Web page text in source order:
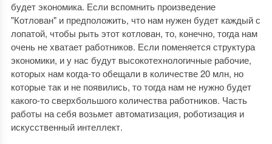
будет экономика. Если вспомнить произведение
"Котлован" и предположить, что нам нужен будет каждый с
лопатой, чтобы рыть этот котлован, то, конечно, тогда нам
очень не хватает работников. Если поменяется структура
экономики, и у нас будут высокотехнологичные рабочие,
которых нам когда-то обещали в количестве 20 млн, но
которые так и не появились, то тогда нам не нужно будет
какого-то сверхбольшого количества работников. Часть
работы на себя возьмет автоматизация, роботизация и
искусственный интеллект.